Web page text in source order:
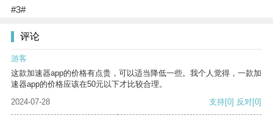
#3#
评论
游客
这款加速器app的价格有点贵，可以适当降低一些。我个人觉得，一款加
速器app的价格应该在50元以下才比较合理。
2024-07-28
支持[0] 反对[0]